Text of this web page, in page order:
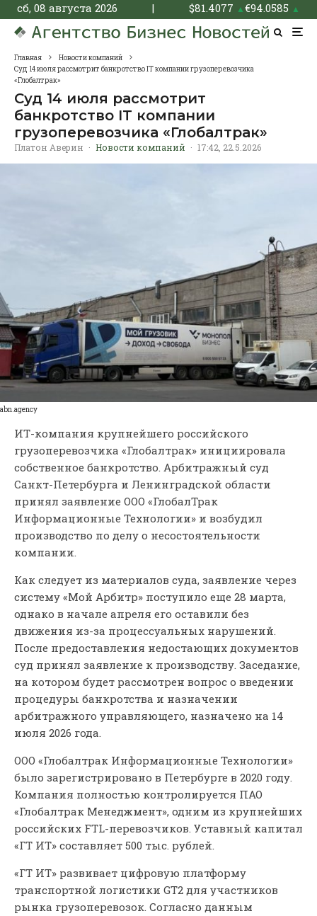
сб, 08 августа 2026 | $81.4077 ▲€94.0585 ▲
Главная
Новости компаний
Суд 14 июля рассмотрит банкротство IT компании грузоперевозчика
«Глобалтрак»
Суд 14 июля рассмотрит
банкротство IT компании
грузоперевозчика «Глобалтрак»
Платон Аверин · Новости компаний · 17:42, 22.5.2026
abn.agency
ИТ-компания крупнейшего российского
грузоперевозчика «Глобалтрак» инициировала
собственное банкротство. Арбитражный суд
Санкт-Петербурга и Ленинградской области
принял заявление ООО «ГлобалТрак
Информационные Технологии» и возбудил
производство по делу о несостоятельности
компании.
Как следует из материалов суда, заявление через
систему «Мой Арбитр» поступило еще 28 марта,
однако в начале апреля его оставили без
движения из-за процессуальных нарушений.
После предоставления недостающих документов
суд принял заявление к производству. Заседание,
на котором будет рассмотрен вопрос о введении
процедуры банкротства и назначении
арбитражного управляющего, назначено на 14
июля 2026 года.
ООО «Глобалтрак Информационные Технологии»
было зарегистрировано в Петербурге в 2020 году.
Компания полностью контролируется ПАО
«Глобалтрак Менеджмент», одним из крупнейших
российских FTL-перевозчиков. Уставный капитал
«ГТ ИТ» составляет 500 тыс. рублей.
«ГТ ИТ» развивает цифровую платформу
транспортной логистики GT2 для участников
рынка грузоперевозок. Согласно данным